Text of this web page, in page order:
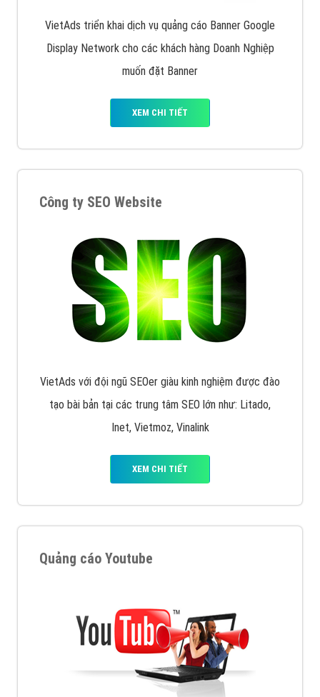
VietAds triển khai dịch vụ quảng cáo Banner Google
Display Network cho các khách hàng Doanh Nghiệp
muốn đặt Banner
XEM CHI TIẾT
Công ty SEO Website
VietAds với đội ngũ SEOer giàu kinh nghiệm được đào
tạo bài bản tại các trung tâm SEO lớn như: Litado,
Inet, Vietmoz, Vinalink
XEM CHI TIẾT
Quảng cáo Youtube